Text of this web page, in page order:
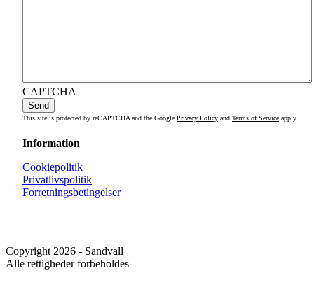
CAPTCHA
This site is protected by reCAPTCHA and the Google Privacy Policy and Terms of Service apply.
Information
Cookiepolitik
Privatlivspolitik
Forretningsbetingelser
Copyright 2026 - Sandvall
Alle rettigheder forbeholdes